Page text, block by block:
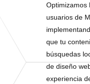
Optimizamos
usuarios de
que tu
búsquedas
de diseño
experiencia